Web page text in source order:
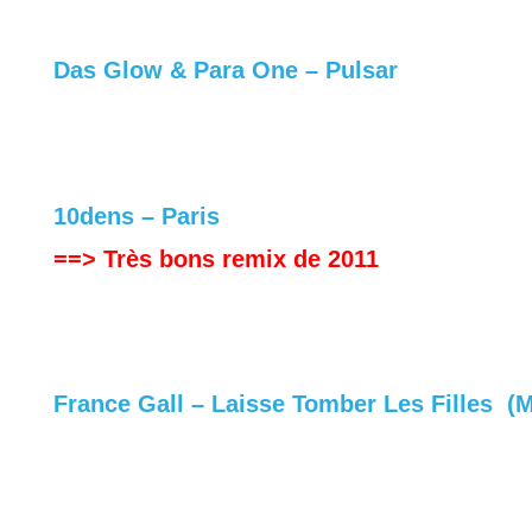
Das Glow & Para One – Pulsar
10dens – Paris
==> Très bons remix de 2011
France Gall – Laisse Tomber Les Filles